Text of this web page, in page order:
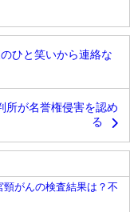
ひと笑いから連絡な
所が名誉権侵害を認め
る
頸がんの検査結果は？不